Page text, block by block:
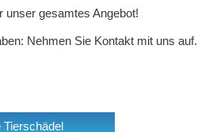
unser gesamtes Angebot!
Nehmen Sie Kontakt mit uns auf.
Tierschädel